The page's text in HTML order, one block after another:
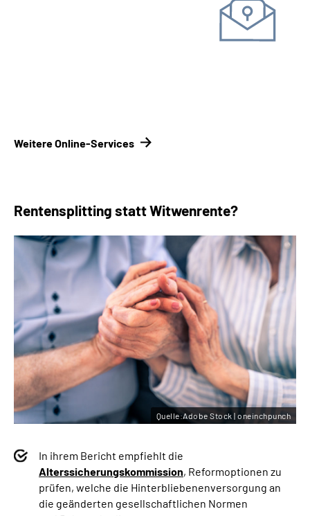
Weitere Online-Services
Rentensplitting statt Witwenrente?
In ihrem Bericht empfiehlt die
Alterssicherungskommission, Reformoptionen zu
prüfen, welche die Hinterbliebenenversorgung an
die geänderten gesellschaftlichen Normen
Quelle:Adobe Stock | oneinchpunch